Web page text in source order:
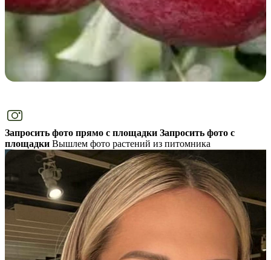
Запросить фото прямо с площадки Запросить фото с
площадки Вышлем фото растений из питомника